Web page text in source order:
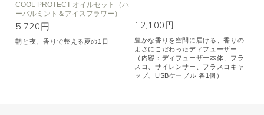
COOL PROTECT オイルセット（ハ
ーバルミント＆アイスフラワー）
5,720円
朝と夜、香りで整える夏の1日
12,100円
豊かな香りを空間に届ける、香りの
よさにこだわったディフューザー
（内容：ディフューザー本体、フラ
スコ、サイレンサー、フラスコキャ
ップ、USBケーブル 各1個）